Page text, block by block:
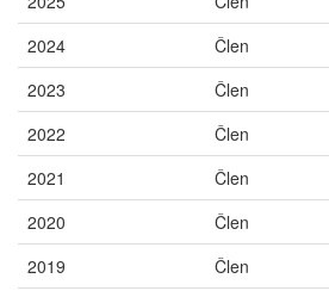
2024
Člen
2023
Člen
2022
Člen
2021
Člen
2020
Člen
2019
Člen